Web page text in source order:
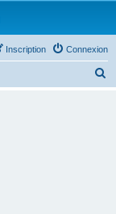
Connexion
Inscription